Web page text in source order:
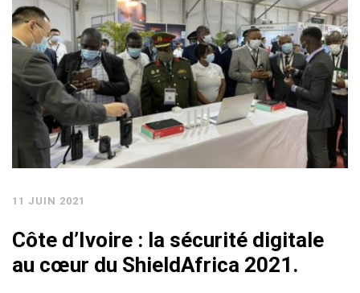
11 JUIN 2021
Côte d’Ivoire : la sécurité digitale
au cœur du ShieldAfrica 2021.